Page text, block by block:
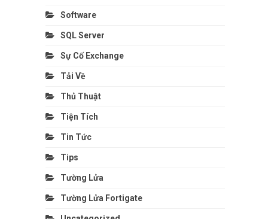
Software
SQL Server
Sự Cố Exchange
Tải Về
Thủ Thuật
Tiện Tích
Tin Tức
Tips
Tường Lửa
Tường Lửa Fortigate